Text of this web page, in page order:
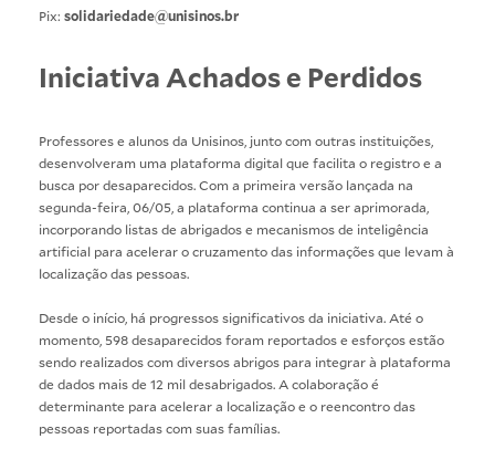
Pix: solidariedade@unisinos.br
Iniciativa Achados e Perdidos
Professores e alunos da Unisinos, junto com outras instituições,
desenvolveram uma plataforma digital que facilita o registro e a
busca por desaparecidos. Com a primeira versão lançada na
segunda-feira, 06/05, a plataforma continua a ser aprimorada,
incorporando listas de abrigados e mecanismos de inteligência
artificial para acelerar o cruzamento das informações que levam à
localização das pessoas.
Desde o início, há progressos significativos da iniciativa. Até o
momento, 598 desaparecidos foram reportados e esforços estão
sendo realizados com diversos abrigos para integrar à plataforma
de dados mais de 12 mil desabrigados. A colaboração é
determinante para acelerar a localização e o reencontro das
pessoas reportadas com suas famílias.